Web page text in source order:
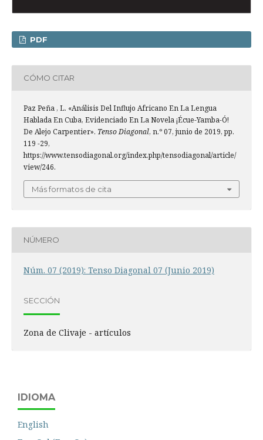
PDF
CÓMO CITAR
Paz Peña , L. «Análisis Del Influjo Africano En La Lengua
Hablada En Cuba, Evidenciado En La Novela ¡Écue-Yamba-Ó!
De Alejo Carpentier». Tenso Diagonal, n.º 07, junio de 2019, pp.
119 -29,
https://www.tensodiagonal.org/index.php/tensodiagonal/article/
view/246.
Más formatos de cita
NÚMERO
Núm. 07 (2019): Tenso Diagonal 07 (Junio 2019)
SECCIÓN
Zona de Clivaje - artículos
IDIOMA
English